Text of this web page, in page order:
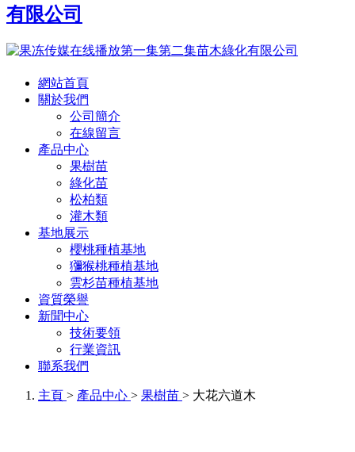
有限公司
網站首頁
關於我們
公司簡介
在線留言
產品中心
果樹苗
綠化苗
松柏類
灌木類
基地展示
櫻桃種植基地
獼猴桃種植基地
雲杉苗種植基地
資質榮譽
新聞中心
技術要領
行業資訊
聯系我們
主頁 > 產品中心 > 果樹苗 > 大花六道木